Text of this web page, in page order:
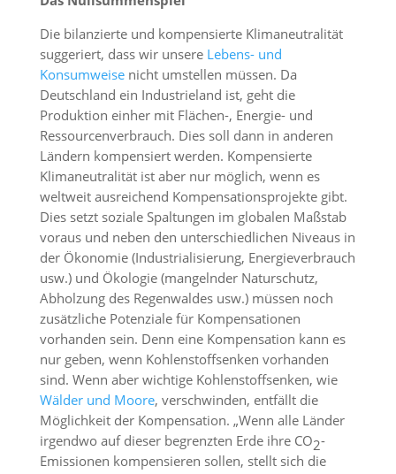
Die bilanzierte und kompensierte Klimaneutralität
suggeriert, dass wir unsere Lebens- und
Konsumweisenicht umstellen müssen. Da
Deutschland ein Industrieland ist, geht die
Produktion einher mit Flächen-, Energie- und
Ressourcenverbrauch. Dies soll dann in anderen
Ländern kompensiert werden. Kompensierte
Klimaneutralität ist aber nur möglich, wenn es
weltweit ausreichend Kompensationsprojekte gibt.
Dies setzt soziale Spaltungen im globalen Maßstab
voraus und neben den unterschiedlichen Niveaus in
der Ökonomie (Industrialisierung, Energieverbrauch
usw.) und Ökologie (mangelnder Naturschutz,
Abholzung des Regenwaldes usw.) müssen noch
zusätzliche Potenziale für Kompensationen
vorhanden sein. Denn eine Kompensation kann es
nur geben, wenn Kohlenstoffsenken vorhanden
sind. Wenn aber wichtige Kohlenstoffsenken, wie
Wälder und Moore, verschwinden, entfällt die
Möglichkeit der Kompensation. „Wenn alle Länder
irgendwo auf dieser begrenzten Erde ihre CO2-
Emissionen kompensieren sollen, stellt sich die